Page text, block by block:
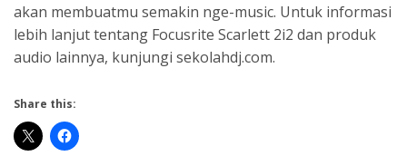
akan membuatmu semakin nge-music. Untuk informasi
lebih lanjut tentang Focusrite Scarlett 2i2 dan produk
audio lainnya, kunjungi sekolahdj.com.
Share this: